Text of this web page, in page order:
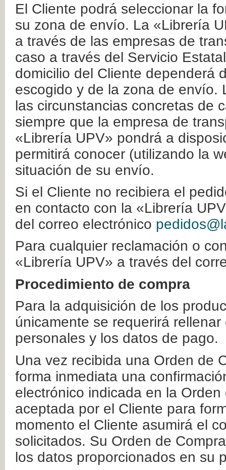
El Cliente podrá seleccionar la
su zona de envío. La «Librería
a través de las empresas de
caso a través del Servicio
domicilio del Cliente dependerá
escogido y de la zona de envío.
las circunstancias concretas de
siempre que la empresa de
«Librería UPV» pondrá a
permitirá conocer (utilizando la
situación de su envío.
Si el Cliente no recibiera el
en contacto con la «Librería
del correo electrónico
Para cualquier reclamación o
«Librería UPV» a través del
Procedimiento de compra
Para la adquisición de los
únicamente se requerirá
personales y los datos de pago.
Una vez recibida una Orden de
forma inmediata una
electrónico indicada en la
aceptada por el Cliente para
momento el Cliente asumirá el
solicitados. Su Orden de
los datos proporcionados en su